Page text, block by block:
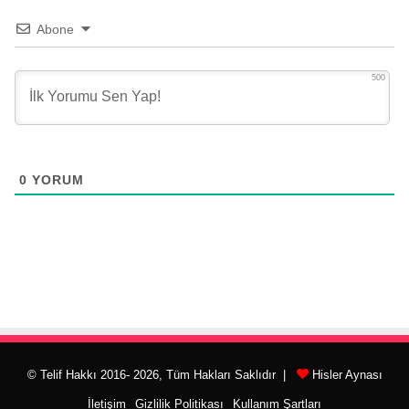
Abone
500
0 YORUM
© Telif Hakkı 2016- 2026, Tüm Hakları Saklıdır | Hisler Aynası
İletişim Gizlilik Politikası Kullanım Şartları